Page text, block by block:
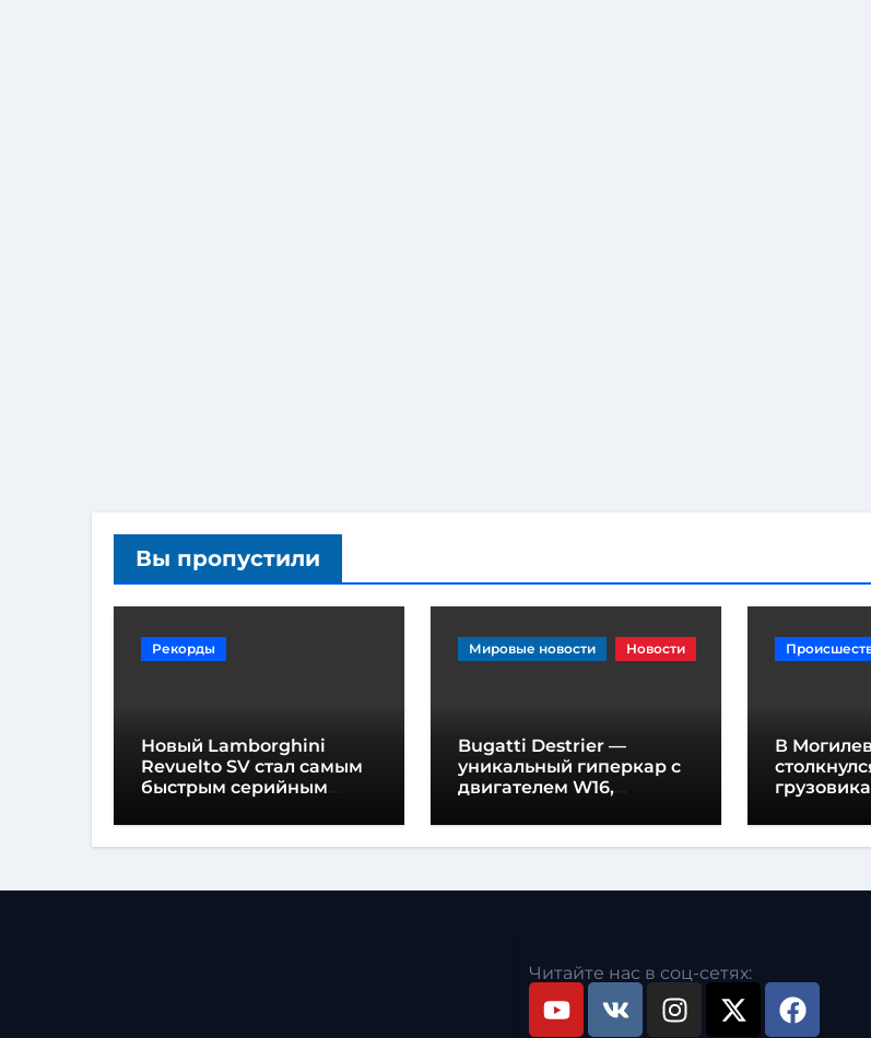
Вы пропустили
Рекорды
Новый Lamborghini
Revuelto SV стал самым
быстрым серийным
Хоккенхайме
Мировые новости Новости
Bugatti Destrier —
уникальный гиперкар с
двигателем W16,
лошадиных сил и
высотой всего один метр
В
Читайте нас в соц-сетях: